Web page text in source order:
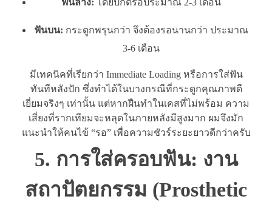
ฟันล่าง: โดยปกติรอประมาณ 2-3 เดือน
ฟันบน: กระดูกพรุนกว่า จึงต้องรอนานกว่า ประมาณ
3-6 เดือน
มีเทคนิคที่เรียกว่า Immediate Loading หรือการใส่ฟัน
ทันทีหลังปัก ซึ่งทำได้ในบางกรณีที่กระดูกคุณภาพดี
เยี่ยมจริงๆ เท่านั้น แต่หากฝืนทำในเคสที่ไม่พร้อม ความ
เสี่ยงที่รากเทียมจะหลุดในภายหลังมีสูงมาก ผมจึงมัก
แนะนำให้คนไข้ “รอ” เพื่อความชัวร์ระยะยาวดีกว่าครับ
5. การใส่ครอบฟัน: งาน
สถาปัตยกรรม (Prosthetic